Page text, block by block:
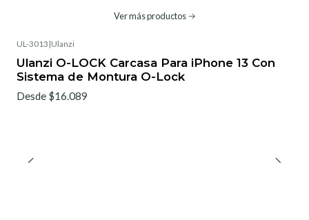
Ver más productos
UL-3013 |Ulanzi
Ulanzi O-LOCK Carcasa Para iPhone 13 Con
Sistema de Montura O-Lock
Desde $16.089